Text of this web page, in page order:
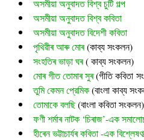
অসমীয়া অনুবাদত বিশ্ব চুটি গল্প
অসমীয়া অনুবাদত বিশ্ব কবিতা
অসমীয়া অনুবাদত বিদেশী কবিতা
পৃথিৱীৰ আৰু মোৰ (কাব্য সংকলন)
সংহতিৰ ভাড়া ঘৰ ( কাব্য সংকলন)
মোৰ গীত তোমাৰ সুৰ (গীতি কবিতা
তুমি কেমন প্রেমিক (বাংলা কাব্য
তোমাকে বলছি (বাংলা কবিতা সংকলন)
ফণী শৰ্মাৰ নাটক ‘চিৰাজ’-এক
হীৰেন ভট্টাচাৰ্যৰ কবিতা -এক